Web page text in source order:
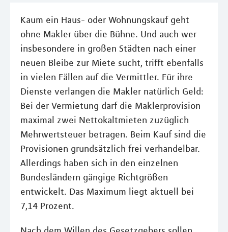
Kaum ein Haus- oder Wohnungskauf geht
ohne Makler über die Bühne. Und auch wer
insbesondere in großen Städten nach einer
neuen Bleibe zur Miete sucht, trifft ebenfalls
in vielen Fällen auf die Vermittler. Für ihre
Dienste verlangen die Makler natürlich Geld:
Bei der Vermietung darf die Maklerprovision
maximal zwei Nettokaltmieten zuzüglich
Mehrwertsteuer betragen. Beim Kauf sind die
Provisionen grundsätzlich frei verhandelbar.
Allerdings haben sich in den einzelnen
Bundesländern gängige Richtgrößen
entwickelt. Das Maximum liegt aktuell bei
7,14 Prozent.